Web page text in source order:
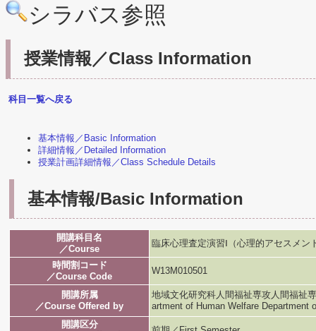
シラバス参照
授業情報／Class Information
科目一覧へ戻る
基本情報／Basic Information
詳細情報／Detailed Information
授業計画詳細情報／Class Schedule Details
基本情報/Basic Information
開講科目名
／Course
臨床心理査定演習Ⅰ（心理的アセスメン
時間割コード
／Course Code
W13M010501
開講所属
／Course Offered by
地域文化研究科人間福祉専攻人間福祉
artment of Human Welfare Department
開講区分